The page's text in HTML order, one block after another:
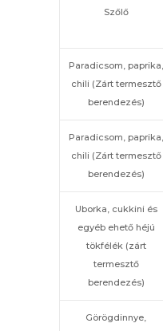
Szőlő
Paradicsom, paprika,
chili (Zárt termesztő
berendezés)
Paradicsom, paprika,
chili (Zárt termesztő
berendezés)
Uborka, cukkini és
egyéb ehető héjú
tökfélék (zárt
termesztő
berendezés)
Görögdinnye,